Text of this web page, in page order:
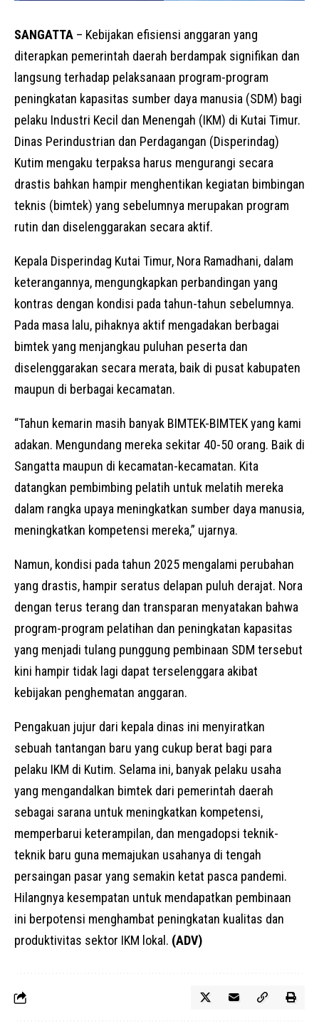
SANGATTA – Kebijakan efisiensi anggaran yang
diterapkan pemerintah daerah berdampak signifikan dan
langsung terhadap pelaksanaan program-program
peningkatan kapasitas sumber daya manusia (SDM) bagi
pelaku Industri Kecil dan Menengah (IKM) di Kutai Timur.
Dinas Perindustrian dan Perdagangan (Disperindag)
Kutim mengaku terpaksa harus mengurangi secara
drastis bahkan hampir menghentikan kegiatan bimbingan
teknis (bimtek) yang sebelumnya merupakan program
rutin dan diselenggarakan secara aktif.
Kepala Disperindag Kutai Timur, Nora Ramadhani, dalam
keterangannya, mengungkapkan perbandingan yang
kontras dengan kondisi pada tahun-tahun sebelumnya.
Pada masa lalu, pihaknya aktif mengadakan berbagai
bimtek yang menjangkau puluhan peserta dan
diselenggarakan secara merata, baik di pusat kabupaten
maupun di berbagai kecamatan.
“Tahun kemarin masih banyak BIMTEK-BIMTEK yang kami
adakan. Mengundang mereka sekitar 40-50 orang. Baik di
Sangatta maupun di kecamatan-kecamatan. Kita
datangkan pembimbing pelatih untuk melatih mereka
dalam rangka upaya meningkatkan sumber daya manusia,
meningkatkan kompetensi mereka,” ujarnya.
Namun, kondisi pada tahun 2025 mengalami perubahan
yang drastis, hampir seratus delapan puluh derajat. Nora
dengan terus terang dan transparan menyatakan bahwa
program-program pelatihan dan peningkatan kapasitas
yang menjadi tulang punggung pembinaan SDM tersebut
kini hampir tidak lagi dapat terselenggara akibat
kebijakan penghematan anggaran.
Pengakuan jujur dari kepala dinas ini menyiratkan
sebuah tantangan baru yang cukup berat bagi para
pelaku IKM di Kutim. Selama ini, banyak pelaku usaha
yang mengandalkan bimtek dari pemerintah daerah
sebagai sarana untuk meningkatkan kompetensi,
memperbarui keterampilan, dan mengadopsi teknik-
teknik baru guna memajukan usahanya di tengah
persaingan pasar yang semakin ketat pasca pandemi.
Hilangnya kesempatan untuk mendapatkan pembinaan
ini berpotensi menghambat peningkatan kualitas dan
produktivitas sektor IKM lokal. (ADV)